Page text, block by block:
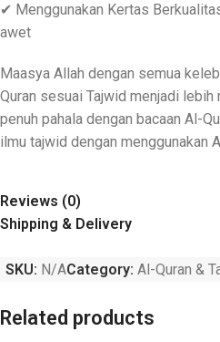
✔ Menggunakan Kertas
awet
Maasya Allah dengan semua
Quran sesuai Tajwid menjadi lebih
penuh pahala dengan bacaan Al-
ilmu tajwid dengan menggunakan
Reviews (0)
Shipping & Delivery
SKU: N/ACategory: Al-Quran &
Related products